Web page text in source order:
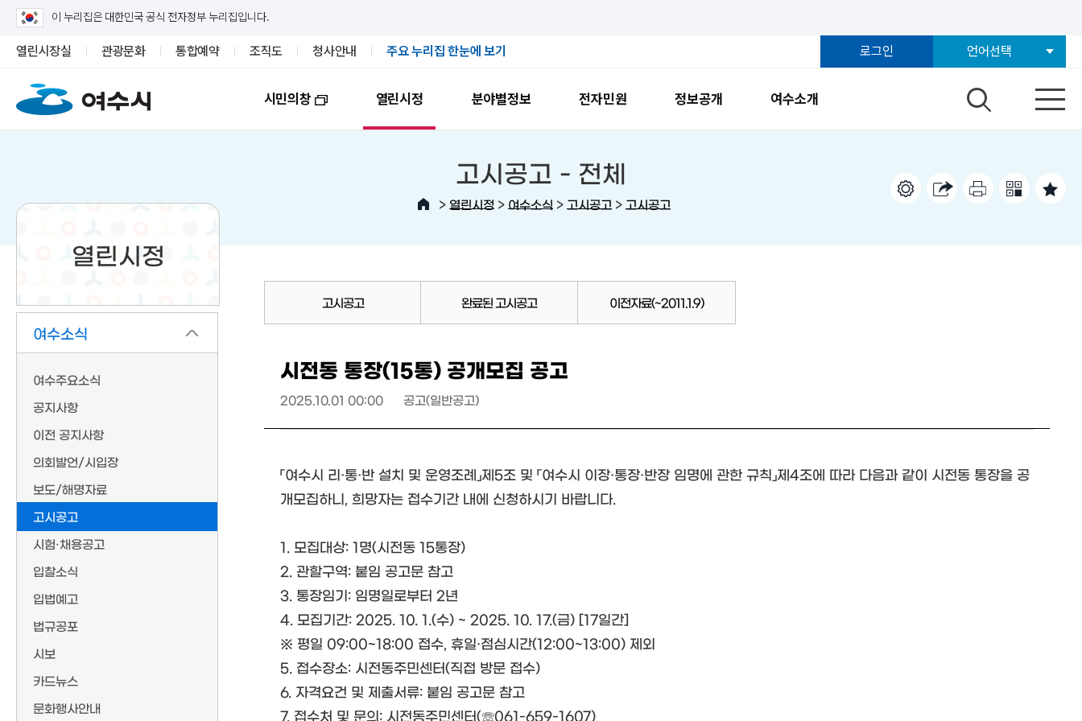
이 누리집은 대한민국 공식 전자정부 누리집입니다.
열린시장실 관광문화 통합예약 조직도 청사안내 주요 누리집 한눈에 보기 로그인 언어선택
시민의창 열린시정 분야별정보 전자민원 정보공개 여수소개
열린시정
여수소식
여수주요소식
공지사항
이전 공지사항
의회발언/시입장
보도/해명자료
고시공고
시험·채용공고
입찰소식
입법예고
법규공포
시보
카드뉴스
문화행사안내
고시공고 - 전체
> 열린시정 > 여수소식 > 고시공고 > 고시공고
고시공고 완료된 고시공고 이전자료(~2011.1.9)
시전동 통장(15통) 공개모집 공고
2025.10.01 00:00 공고(일반공고)
「여수시 리·통·반 설치 및 운영조례」제5조 및 「여수시 이장·통장·반장 임명에 관한 규칙」제4조에 따라 다음과 같이 시전동 통장을 공
개모집하니, 희망자는 접수기간 내에 신청하시기 바랍니다.
1. 모집대상: 1명(시전동 15통장)
2. 관할구역: 붙임 공고문 참고
3. 통장임기: 임명일로부터 2년
4. 모집기간: 2025. 10. 1.(수) ~ 2025. 10. 17.(금) [17일간]
※ 평일 09:00~18:00 접수, 휴일·점심시간(12:00~13:00) 제외
5. 접수장소: 시전동주민센터(직접 방문 접수)
6. 자격요건 및 제출서류: 붙임 공고문 참고
7. 접수처 및 문의: 시전동주민센터(☏061-659-1607)